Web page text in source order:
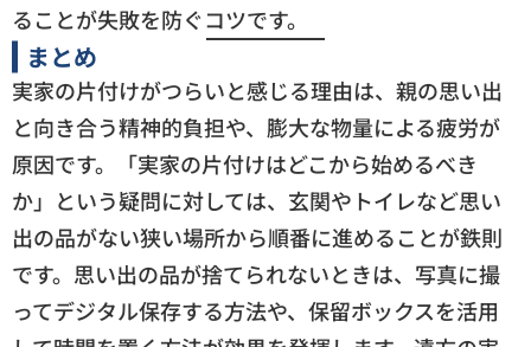
ることが失敗を防ぐコツです。
まとめ
実家の片付けがつらいと感じる理由は、親の思い出
と向き合う精神的負担や、膨大な物量による疲労が
原因です。「実家の片付けはどこから始めるべき
か」という疑問に対しては、玄関やトイレなど思い
出の品がない狭い場所から順番に進めることが鉄則
です。思い出の品が捨てられないときは、写真に撮
ってデジタル保存する方法や、保留ボックスを活用